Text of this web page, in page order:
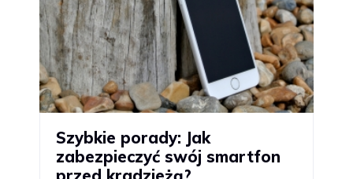
Szybkie porady: Jak
zabezpieczyć swój smartfon
przed kradzieżą?